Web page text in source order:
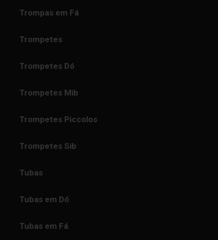
Trompas em Fá
Trompetes
Trompetes Dó
Trompetes Mib
Trompetes Piccolos
Trompetes Sib
Tubas
Tubas em Dó
Tubas em Fá